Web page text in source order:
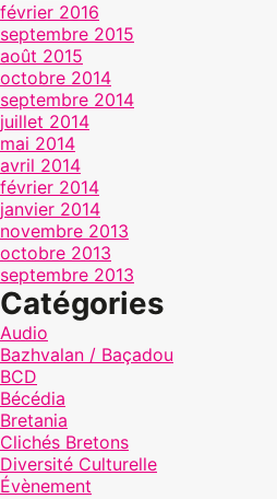
février 2016
septembre 2015
août 2015
octobre 2014
septembre 2014
juillet 2014
mai 2014
avril 2014
février 2014
janvier 2014
novembre 2013
octobre 2013
septembre 2013
Catégories
Audio
Bazhvalan / Baçadou
BCD
Bécédia
Bretania
Clichés Bretons
Diversité Culturelle
Évènement